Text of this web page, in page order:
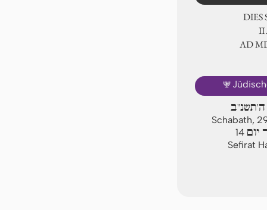
DIES
AD
🕎
ה'תשנ"ב
Schabath,
14 יום
Sefirat